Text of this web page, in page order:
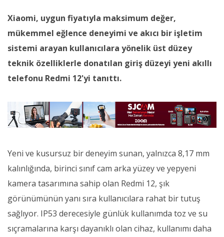
Xiaomi, uygun fiyatıyla maksimum değer,
mükemmel eğlence deneyimi ve akıcı bir işletim
sistemi arayan kullanıcılara yönelik üst düzey
teknik özelliklerle donatılan giriş düzeyi yeni akıllı
telefonu Redmi 12'yi tanıttı.
Yeni ve kusursuz bir deneyim sunan, yalnızca 8,17 mm
kalınlığında, birinci sınıf cam arka yüzey ve yepyeni
kamera tasarımına sahip olan Redmi 12, şık
görünümünün yanı sıra kullanıcılara rahat bir tutuş
sağlıyor. IP53 derecesiyle günlük kullanımda toz ve su
sıçramalarına karşı dayanıklı olan cihaz, kullanımı daha